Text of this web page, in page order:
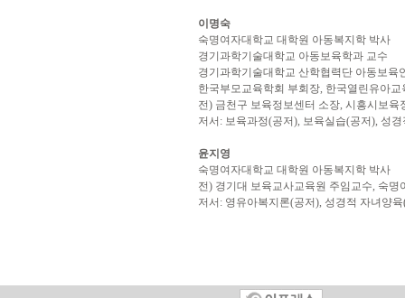
이명숙
숙명여자대학교 대학원 아동복지학 박사
경기과학기술대학교 아동보육학과 교수
경기과학기술대학교 산학협력단 아동보육
한국부모교육학회 부회장, 한국열린유아교
전) 금천구 보육정보센터 소장, 시흥시보
저서: 보육과정(공저), 보육실습(공저), 성
윤지영
숙명여자대학교 대학원 아동복지학 박사
전) 경기대 보육교사교육원 주임교수, 숙명
저서: 영유아복지론(공저), 성경적 자녀양